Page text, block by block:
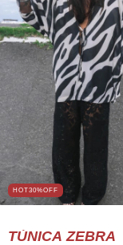
HOT30%OFF
TÚNICA ZEBRA